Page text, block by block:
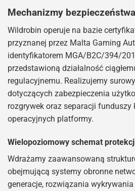
Mechanizmy
Wildrobin operuje na bazie
przyznanej przez Malta Gaming
identyfikatorem MGA/B2C/394/
przedstawioną działalność
regulacyjnemu. Realizujemy
dotyczących zabezpieczenia
rozgrywek oraz separacji
operacyjnych platformy.
Wielopoziomowy schemat
Wdrażamy zaawansowaną
obejmującą systemy obronne
generacje, rozwiązania